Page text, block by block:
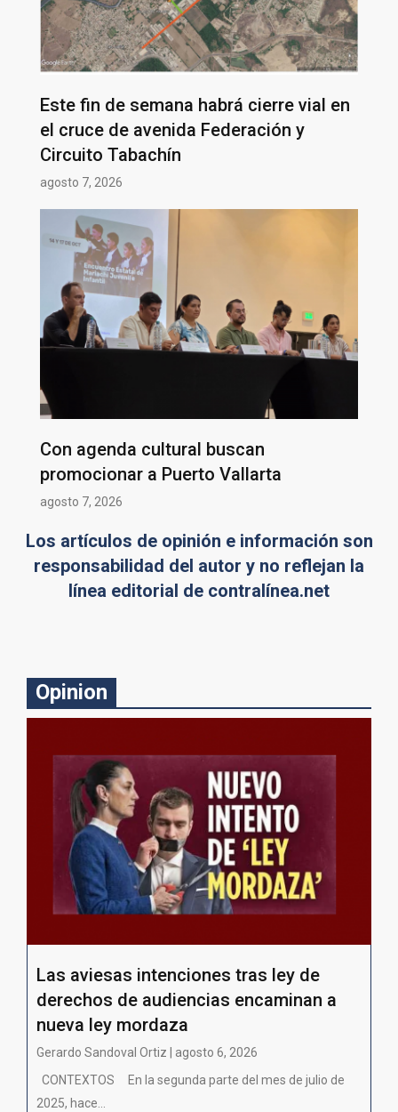
Este fin de semana habrá cierre vial en
el cruce de avenida Federación y
Circuito Tabachín
agosto 7, 2026
Con agenda cultural buscan
promocionar a Puerto Vallarta
agosto 7, 2026
Los artículos de opinión e información son
responsabilidad del autor y no reflejan la
línea editorial de contralínea.net
Opinion
Las aviesas intenciones tras ley de
derechos de audiencias encaminan a
nueva ley mordaza
Gerardo Sandoval Ortiz | agosto 6, 2026
CONTEXTOS En la segunda parte del mes de julio de
2025, hace...